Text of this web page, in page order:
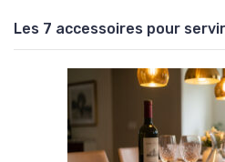
Les 7 accessoires pour